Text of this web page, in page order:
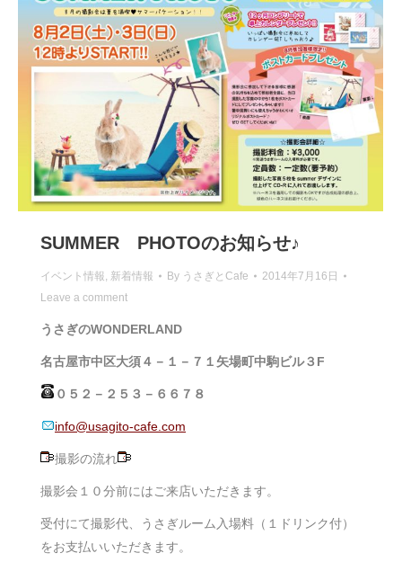
SUMMER PHOTOのお知らせ♪
イベント情報, 新着情報 By うさぎとCafe
2014年7月16日
Leave a comment
うさぎのWONDERLAND
名古屋市中区大須４－１－７１矢場町中駒ビル３F
０５２－２５３－６６７８
info@usagito-cafe.com
撮影の流れ
撮影会１０分前にはご来店いただきます。
受付にて撮影代、うさぎルーム入場料（１ドリンク付）
をお支払いいただきます。